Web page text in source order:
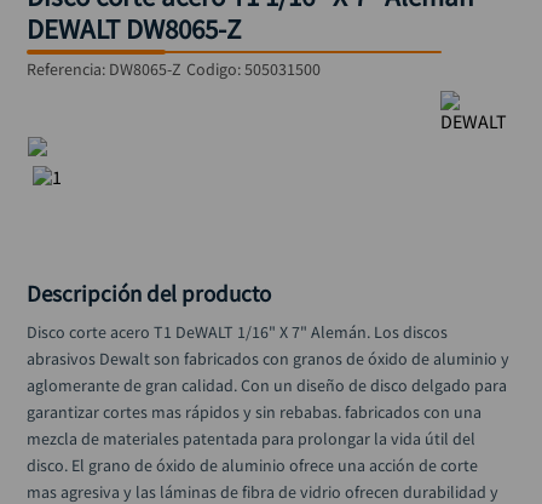
DEWALT DW8065-Z
Referencia: DW8065-Z Codigo:505031500
Descripción del producto
Disco corte acero T1 DeWALT 1/16" X 7" Alemán. Los discos
abrasivos Dewalt son fabricados con granos de óxido de aluminio y
aglomerante de gran calidad. Con un diseño de disco delgado para
garantizar cortes mas rápidos y sin rebabas. fabricados con una
mezcla de materiales patentada para prolongar la vida útil del
disco. El grano de óxido de aluminio ofrece una acción de corte
mas agresiva y las láminas de fibra de vidrio ofrecen durabilidad y
compresor
broca
hidrolavadora
ruteadora
rodachina